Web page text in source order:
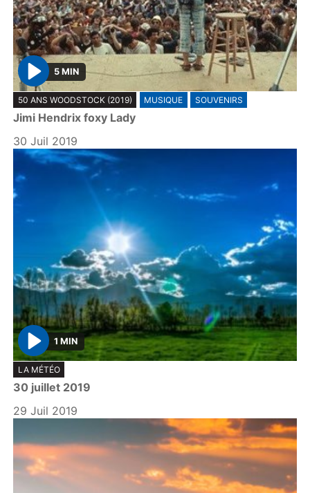
P
l
a
y
5 MIN
50 ANS WOODSTOCK (2019) MUSIQUE SOUVENIRS
Jimi Hendrix foxy Lady
30 Juil 2019
P
l
a
y
1 MIN
LA MÉTÉO
30 juillet 2019
29 Juil 2019